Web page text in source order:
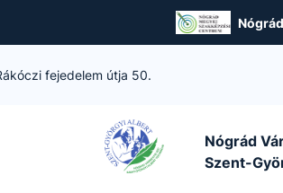
fejedelem útja 50.
Nógrád
Szent-